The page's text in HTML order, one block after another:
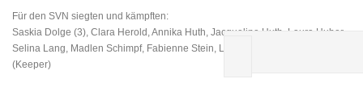
Für den SVN siegten und kämpften:
Saskia Dolge (3), Clara Herold, Annika Huth, Jacqueline Huth, Laura Huber,
Selina Lang, Madlen Schimpf, Fabienne Stein, Lena Wandel, Annika Wellner
(Keeper)